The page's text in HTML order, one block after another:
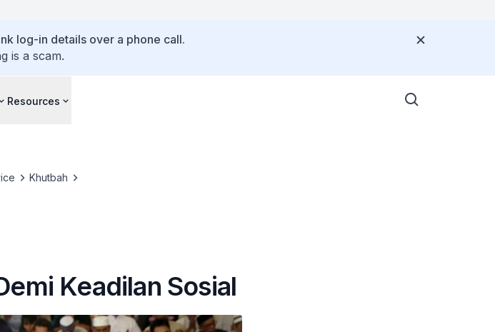
log-in details over a phone call.
is a scam.
Resources
Khutbah
Keadilan Sosial